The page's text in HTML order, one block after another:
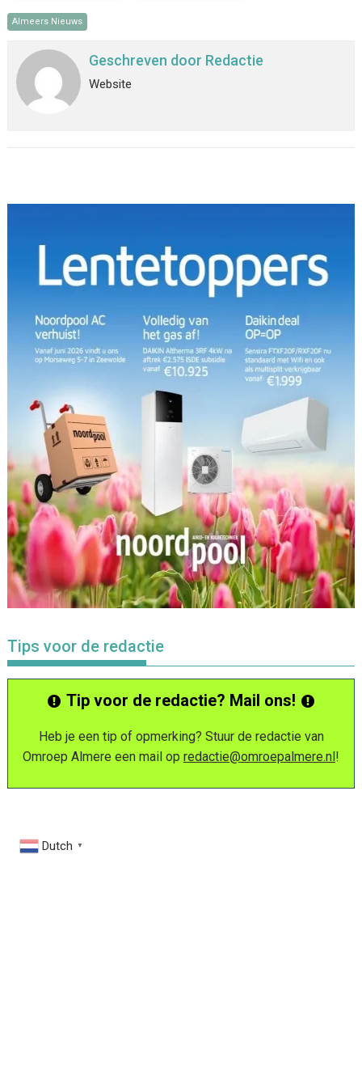
Almeers Nieuws
Geschreven door Redactie
Website
Tips voor de redactie
Tip voor de redactie? Mail ons!
Heb je een tip of opmerking? Stuur de redactie van
Omroep Almere een mail op redactie@omroepalmere.nl!
Dutch ▼